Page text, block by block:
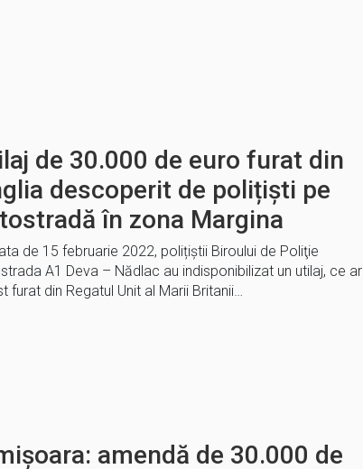
de 30.000 de euro furat din
descoperit de polițiști pe
în zona Margina
de 15 februarie 2022, polițiștii Biroului de Poliţie
A1 Deva – Nădlac au indisponibilizat un utilaj, ce ar
furat din Regatul Unit al Marii Britanii…
amendă de 30.000 de